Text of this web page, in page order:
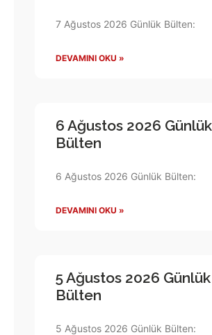
7 Ağustos 2026 Günlük Bülten:
DEVAMINI OKU »
6 Ağustos 2026 Günlük
Bülten
6 Ağustos 2026 Günlük Bülten:
DEVAMINI OKU »
5 Ağustos 2026 Günlük
Bülten
5 Ağustos 2026 Günlük Bülten: